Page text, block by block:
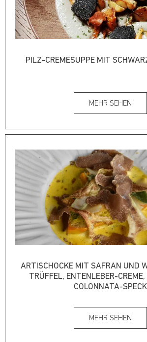
PILZ-CREMESUPPE MIT
MEHR SEHEN
ARTISCHOCKE MIT SAFRAN UND
RÜFFEL, ENTENLEBER-CREME,
OLONNATA-SPECK
MEHR SEHEN